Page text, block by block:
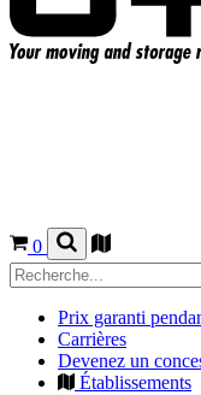
0
Prix garanti
Carrières
Devenez un
Établissements